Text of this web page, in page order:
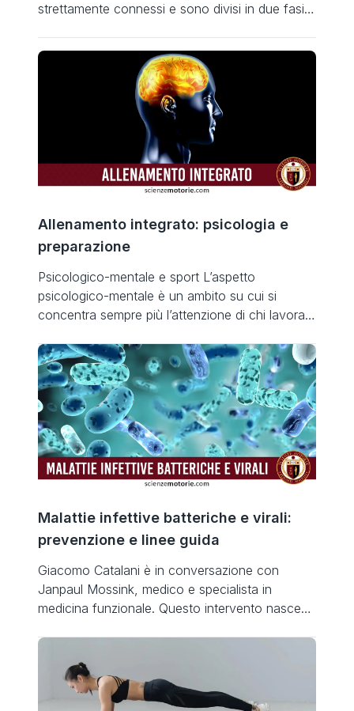
strettamente connessi e sono divisi in due fasi
riequilibrio Prevede tre tecniche: Inibitorie: auto-
rilassamento mio-fasciale Di mobilizzazione:
mobilità articolare, stretching statico, dinamico,
PNF Di attivazione muscolare: rinforzo
muscolare Fase di integrazione Tecniche
d’integrazione: movimenti dinamici […]
Allenamento integrato: psicologia e
preparazione
Psicologico-mentale e sport L’aspetto
psicologico-mentale è un ambito su cui si
concentra sempre più l’attenzione di chi lavora
migliori atleti presentano spesso motivazioni
psicologiche alte e costanti, ciò che fa la
differenza in campo è spesso la capacità di
gestire adeguatamente i momenti di tensione e
difficoltà. […]
Malattie infettive batteriche e virali:
prevenzione e linee guida
Giacomo Catalani è in conversazione con
Janpaul Mossink, medico e specialista in
medicina funzionale. Questo intervento nasce
messaggio relativo alla prevenzione e alle linee
guida collegate all’attività fisica. Con le parole di
un medico e ricercatore che ha recentemente
pubblicato una ricerca relativa all’integrazione